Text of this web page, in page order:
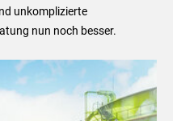
unkomplizierte
nun noch besser.